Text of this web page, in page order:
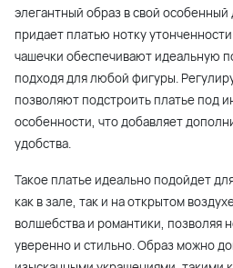
элегантный образ в свой
придает платью нотку
чашечки обеспечивают идеальную
подходя для любой фигуры.
позволяют подстроить платье под
особенности, что добавляет
удобства.
Такое платье идеально подойдет
как в зале, так и на открытом
волшебства и романтики, позволяя
уверенно и стильно. Образ можно